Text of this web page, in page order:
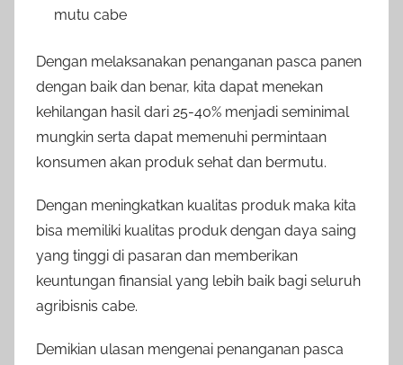
mutu cabe
Dengan melaksanakan penanganan pasca panen
dengan baik dan benar, kita dapat menekan
kehilangan hasil dari 25-40% menjadi seminimal
mungkin serta dapat memenuhi permintaan
konsumen akan produk sehat dan bermutu.
Dengan meningkatkan kualitas produk maka kita
bisa memiliki kualitas produk dengan daya saing
yang tinggi di pasaran dan memberikan
keuntungan finansial yang lebih baik bagi seluruh
agribisnis cabe.
Demikian ulasan mengenai penanganan pasca